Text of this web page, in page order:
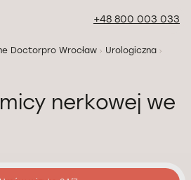
+48 800 003 033
Doctorpro Wrocław
Urologiczna
nerkowej we